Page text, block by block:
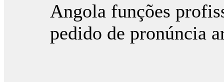
Angola funções
pedido de pronúncia